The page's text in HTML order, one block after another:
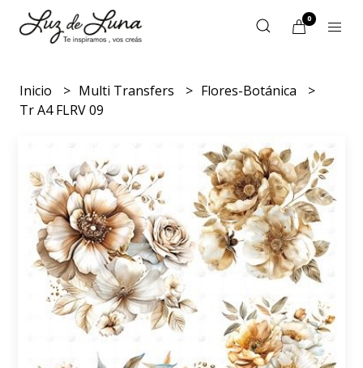
0
Inicio Multi Transfers
Flores-Botánica
Tr A4 FLRV 09